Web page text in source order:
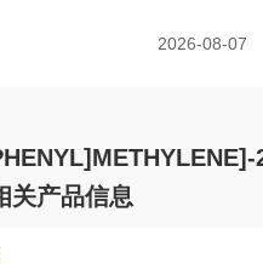
2026-08-07
关产品信息